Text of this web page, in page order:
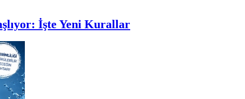
İşte Yeni Kurallar